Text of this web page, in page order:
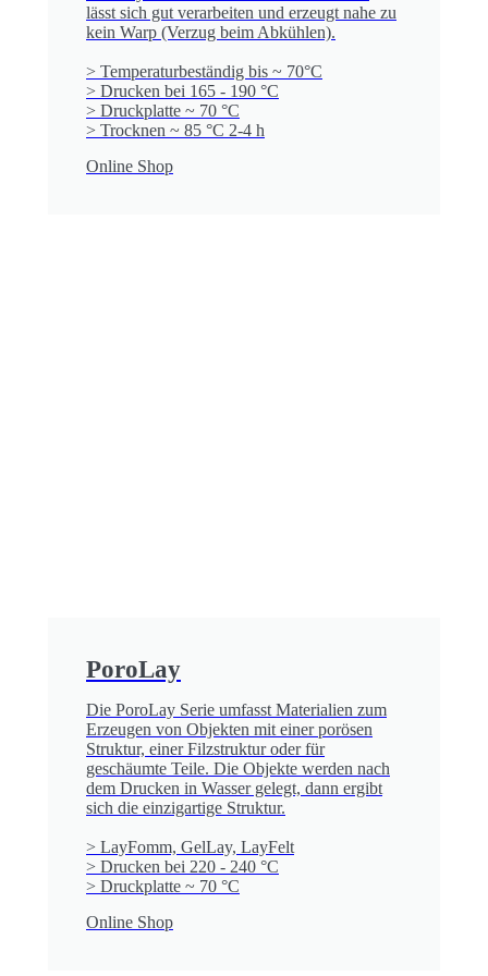
lässt sich gut verarbeiten und erzeugt nahe zu
kein Warp (Verzug beim Abkühlen).
> Temperaturbeständig bis ~ 70°C
> Drucken bei 165 - 190 °C
> Druckplatte ~ 70 °C
> Trocknen ~ 85 °C 2-4 h
Online Shop
PoroLay
Die PoroLay Serie umfasst Materialien zum
Erzeugen von Objekten mit einer porösen
Struktur, einer Filzstruktur oder für
geschäumte Teile. Die Objekte werden nach
dem Drucken in Wasser gelegt, dann ergibt
sich die einzigartige Struktur.
> LayFomm, GelLay, LayFelt
> Drucken bei 220 - 240 °C
> Druckplatte ~ 70 °C
Online Shop